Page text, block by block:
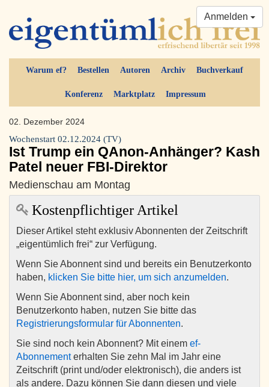
Warum ef? Bestellen Autoren Archiv Buchverkauf
Konferenz Marktplatz Impressum
Anmelden
02. Dezember 2024
Wochenstart 02.12.2024 (TV)
Ist Trump ein QAnon-Anhänger? Kash
Patel neuer FBI-Direktor
Medienschau am Montag
Kostenpflichtiger Artikel
Dieser Artikel steht exklusiv Abonnenten der Zeitschrift
„eigentümlich frei“ zur Verfügung.
Wenn Sie Abonnent sind und bereits ein Benutzerkonto
haben, klicken Sie bitte hier, um sich anzumelden.
Wenn Sie Abonnent sind, aber noch kein
Benutzerkonto haben, nutzen Sie bitte das
Registrierungsformular für Abonnenten.
Sie sind noch kein Abonnent? Mit einem ef-
Abonnementerhalten Sie zehn Mal im Jahr eine
Zeitschrift (print und/oder elektronisch), die anders ist
als andere. Dazu können Sie dann diesen und viele